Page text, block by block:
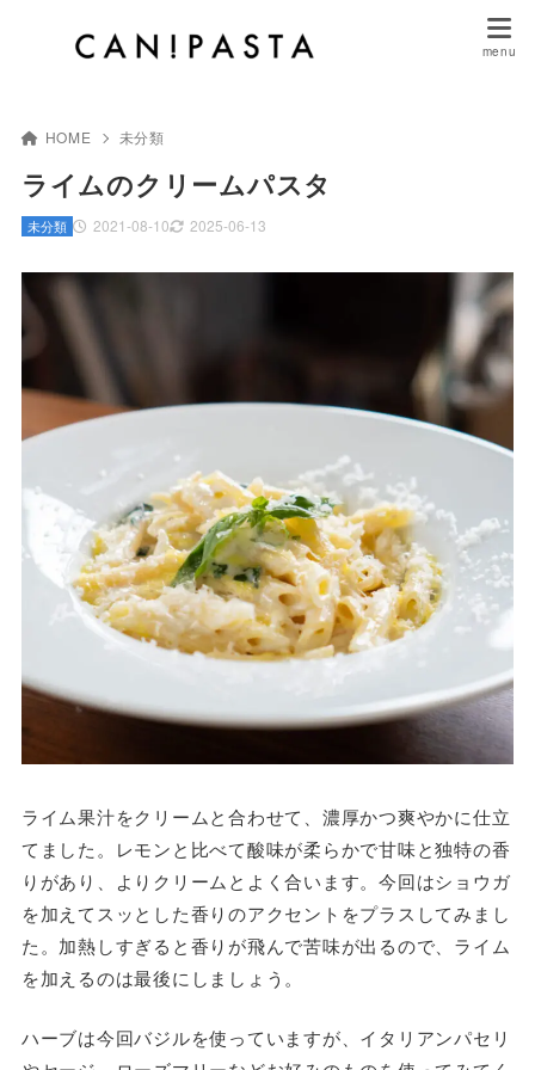
HOME 未分類
ライムのクリームパスタ
2021-08-10 2025-06-13
未分類
ライム果汁をクリームと合わせて、濃厚かつ爽やかに仕立
てました。レモンと比べて酸味が柔らかで甘味と独特の香
りがあり、よりクリームとよく合います。今回はショウガ
を加えてスッとした香りのアクセントをプラスしてみまし
た。加熱しすぎると香りが飛んで苦味が出るので、ライム
を加えるのは最後にしましょう。
ハーブは今回バジルを使っていますが、イタリアンパセリ